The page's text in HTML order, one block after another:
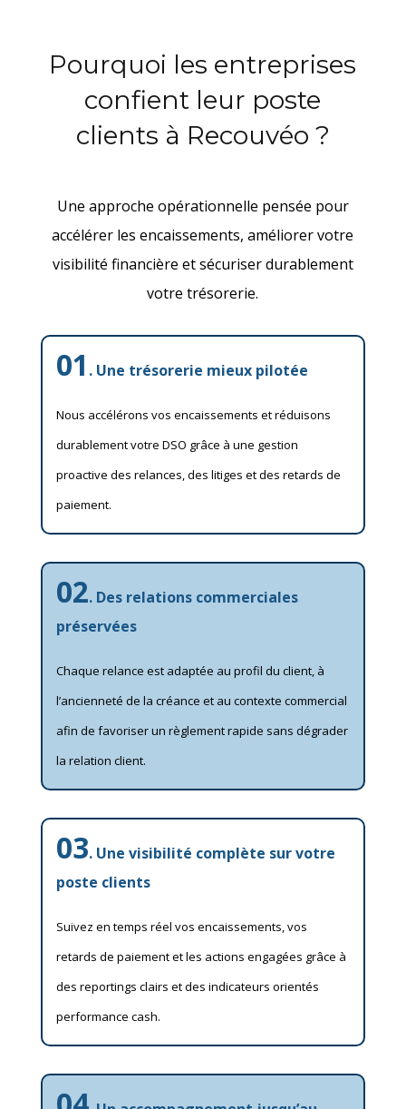
Pourquoi les entreprises
confient leur poste
clients à Recouvéo ?
Une approche opérationnelle pensée pour
accélérer les encaissements, améliorer votre
visibilité financière et sécuriser durablement
votre trésorerie.
01 . Une trésorerie mieux pilotée
Nous accélérons vos encaissements et réduisons
durablement votre DSO grâce à une gestion
proactive des relances, des litiges et des retards de
paiement.
02. Des relations commerciales
préservées
Chaque relance est adaptée au profil du client, à
l’ancienneté de la créance et au contexte commercial
afin de favoriser un règlement rapide sans dégrader
la relation client.
03. Une visibilité complète sur votre
poste clients
Suivez en temps réel vos encaissements, vos
retards de paiement et les actions engagées grâce à
des reportings clairs et des indicateurs orientés
performance cash.